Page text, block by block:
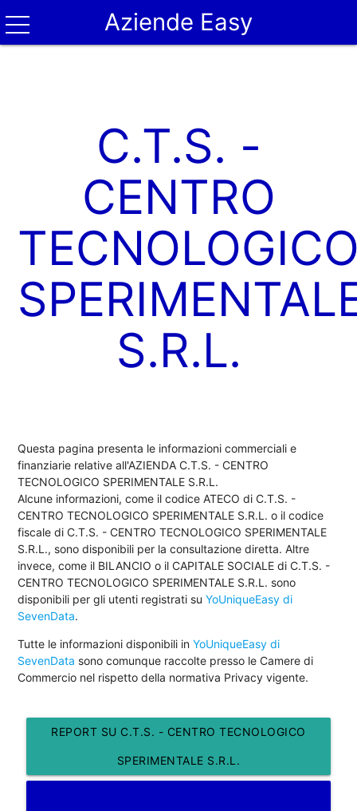
Aziende Easy
C.T.S. -
CENTRO
S.R.L.
Questa pagina presenta le informazioni commerciali e
finanziarie relative all'AZIENDA C.T.S. - CENTRO
TECNOLOGICO SPERIMENTALE S.R.L.
Alcune informazioni, come il codice ATECO di C.T.S. -
CENTRO TECNOLOGICO SPERIMENTALE S.R.L. o il codice
fiscale di C.T.S. - CENTRO TECNOLOGICO SPERIMENTALE
S.R.L., sono disponibili per la consultazione diretta. Altre
invece, come il BILANCIO o il CAPITALE SOCIALE di C.T.S. -
CENTRO TECNOLOGICO SPERIMENTALE S.R.L. sono
disponibili per gli utenti registrati suYoUniqueEasy di
SevenData.
Tutte le informazioni disponibili inYoUniqueEasy di
SevenData sono comunque raccolte presso le Camere di
Commercio nel rispetto della normativa Privacy vigente.
REPORT SU C.T.S. - CENTRO TECNOLOGICO
SPERIMENTALE S.R.L.